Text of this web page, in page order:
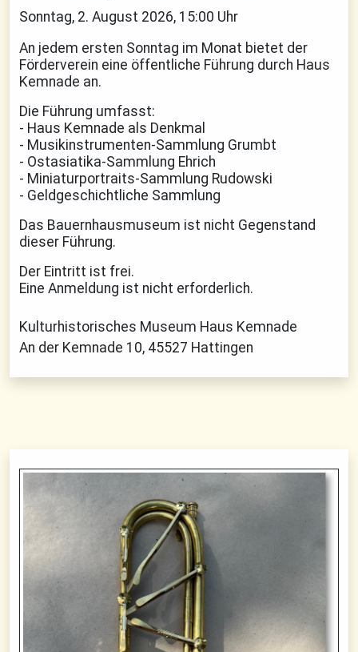
Sonntag, 2. August 2026, 15:00 Uhr
An jedem ersten Sonntag im Monat bietet der
Förderverein eine öffentliche Führung durch Haus
Kemnade an.
Die Führung umfasst:
- Haus Kemnade als Denkmal
- Musikinstrumenten-Sammlung Grumbt
- Ostasiatika-Sammlung Ehrich
- Miniaturportraits-Sammlung Rudowski
- Geldgeschichtliche Sammlung
Das Bauernhausmuseum ist nicht Gegenstand
dieser Führung.
Der Eintritt ist frei.
Eine Anmeldung ist nicht erforderlich.
Kulturhistorisches Museum Haus Kemnade
An der Kemnade 10, 45527 Hattingen